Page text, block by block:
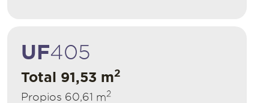
UF405
Total 91,53 m2
Propios 60,61 m2